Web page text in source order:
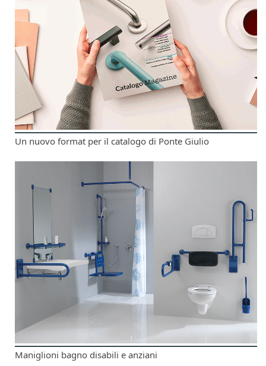
Un nuovo format per il catalogo di Ponte Giulio
Maniglioni bagno disabili e anziani